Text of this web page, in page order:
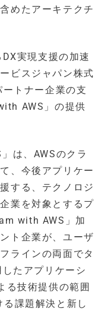
めたアーキテクチ
実現支援の加速
ビスジャパン株式
トナー企業の支
AWS」の提供
は、AWSのクラ
、今後アプリケー
する、テクノロジ
業を対象とするプ
with AWS」加
ト企業が、ユーザ
ラインの両面でタ
たアプリケーシ
る技術提供の範囲
課題解決と新し